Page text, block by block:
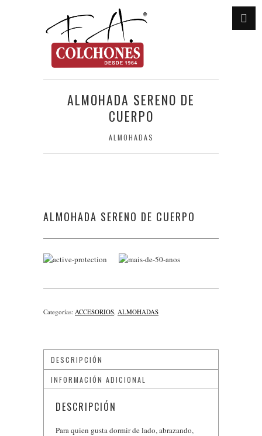
ALMOHADA SERENO DE
CUERPO
ALMOHADAS
ALMOHADA SERENO DE CUERPO
Categorías: ACCESORIOS, ALMOHADAS
DESCRIPCIÓN
INFORMACIÓN ADICIONAL
DESCRIPCIÓN
Para quien gusta dormir de lado, abrazando,